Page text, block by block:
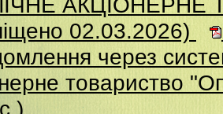
02.03.2026)
через
товариство
)